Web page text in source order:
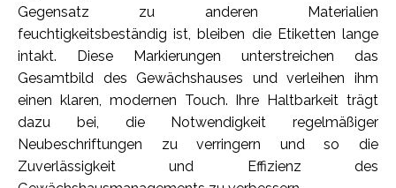
Gegensatz zu anderen Materialien
feuchtigkeitsbeständig ist, bleiben die Etiketten lange
intakt. Diese Markierungen unterstreichen das
Gesamtbild des Gewächshauses und verleihen ihm
einen klaren, modernen Touch. Ihre Haltbarkeit trägt
dazu bei, die Notwendigkeit regelmäßiger
Neubeschriftungen zu verringern und so die
Zuverlässigkeit und Effizienz des